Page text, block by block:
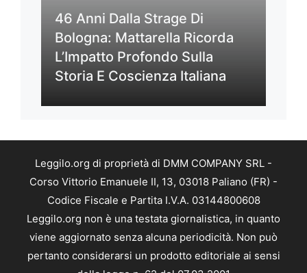
46 Anni Dalla Strage Di
Bologna: Mattarella Ricorda
L’Impatto Profondo Sulla
Storia E Coscienza Italiana
Leggilo.org di proprietà di DMM COMPANY SRL -
Corso Vittorio Emanuele II, 13, 03018 Paliano (FR) -
Codice Fiscale e Partita I.V.A. 03144800608
Leggilo.org non è una testata giornalistica, in quanto
viene aggiornato senza alcuna periodicità. Non può
pertanto considerarsi un prodotto editoriale ai sensi